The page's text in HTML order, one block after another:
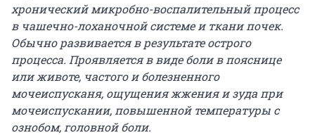
хронический микробно-воспалительный процесс
в чашечно-лоханочной системе и ткани почек.
Обычно развивается в результате острого
процесса. Проявляется в виде боли в пояснице
или животе, частого и болезненного
мочеиспусканя, ощущения жжения и зуда при
мочеиспускании, повышенной температуры с
ознобом, головной боли.